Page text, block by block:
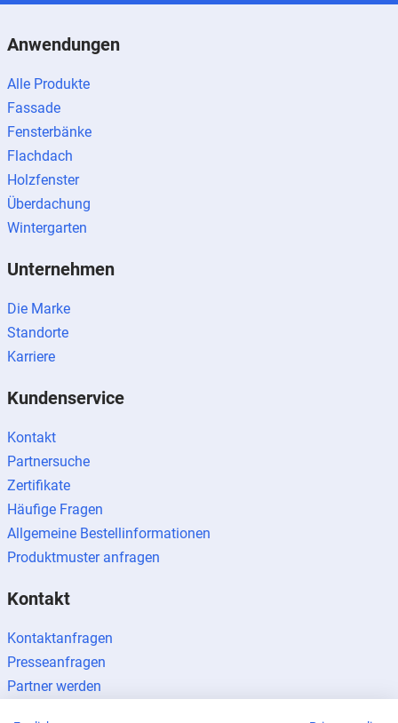
Anwendungen
Alle Produkte
Fassade
Fensterbänke
Flachdach
Holzfenster
Überdachung
Wintergarten
Unternehmen
Die Marke
Standorte
Karriere
Kundenservice
Kontakt
Partnersuche
Zertifikate
Häufige Fragen
Allgemeine Bestellinformationen
Produktmuster anfragen
Kontakt
Kontaktanfragen
Presseanfragen
Partner werden